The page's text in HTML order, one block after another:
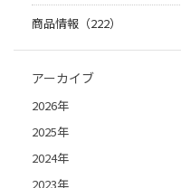
商品情報（222）
アーカイブ
2026年
2025年
2024年
2023年